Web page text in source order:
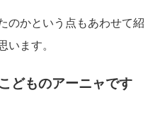
のかという点もあわせて紹
います。
どものアーニャです